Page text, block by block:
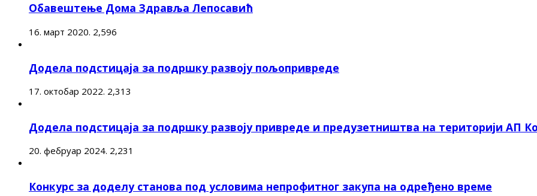
Обавештење Дома Здравља Лепосавић
16. март 2020. 2,596
Додела подстицаја за подршку развоју пољопривреде
17. октобар 2022. 2,313
Додела подстицаја за подршку развоју привреде и предузетништва на територији АП
20. фебруар 2024. 2,231
Конкурс за доделу станова под условима непрофитног закупа на одређено време